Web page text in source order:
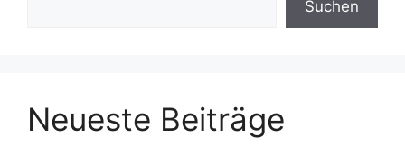
Suchen
Neueste Beiträge